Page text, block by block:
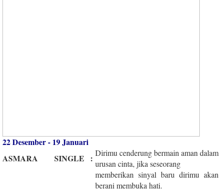
22 Desember - 19 Januari
ASMARA
SINGLE : Dirimu cenderung bermain aman dalam
urusan cinta, jika seseorang
memberikan sinyal baru dirimu akan
berani membuka hati.